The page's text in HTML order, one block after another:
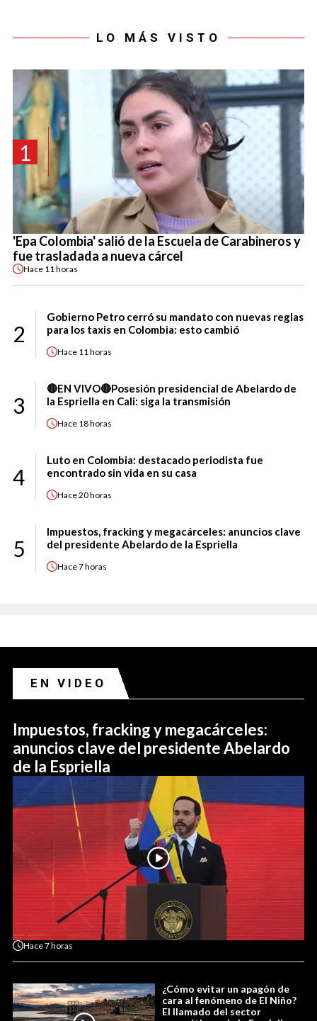
LO MÁS VISTO
1
'Epa Colombia' salió de la Escuela de Carabineros y
fue trasladada a nueva cárcel
Hace 11 horas
2
Gobierno Petro cerró su mandato con nuevas reglas
para los taxis en Colombia: esto cambió
Hace 11 horas
3
🔴EN VIVO🔴Posesión presidencial de Abelardo de
la Espriella en Cali: siga la transmisión
Hace 18 horas
4
Luto en Colombia: destacado periodista fue
encontrado sin vida en su casa
Hace20 horas
5
Impuestos, fracking y megacárceles: anuncios clave
del presidente Abelardo de la Espriella
Hace7 horas
EN VIDEO
Impuestos, fracking y megacárceles:
anuncios clave del presidente Abelardo
de la Espriella
Hace7 horas
¿Cómo evitar un apagón de
cara al fenómeno de El Niño?
El llamado del sector